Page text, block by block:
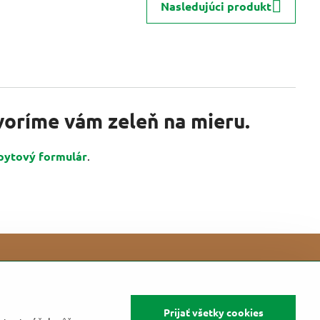
Nasledujúci produkt
vám zeleň na mieru.
formulár.
Prijať všetky cookies